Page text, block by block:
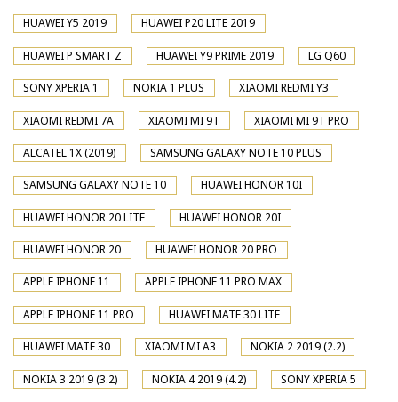
HUAWEI Y5 2019 HUAWEI P20 LITE 2019
HUAWEI P SMART Z HUAWEI Y9 PRIME 2019 LG Q60
SONY XPERIA 1 NOKIA 1 PLUS XIAOMI REDMI Y3
XIAOMI REDMI 7A XIAOMI MI 9T XIAOMI MI 9T PRO
ALCATEL 1X (2019) SAMSUNG GALAXY NOTE 10 PLUS
SAMSUNG GALAXY NOTE 10 HUAWEI HONOR 10I
HUAWEI HONOR 20 LITE HUAWEI HONOR 20I
HUAWEI HONOR 20 HUAWEI HONOR 20 PRO
APPLE IPHONE 11 APPLE IPHONE 11 PRO MAX
APPLE IPHONE 11 PRO HUAWEI MATE 30 LITE
HUAWEI MATE 30 XIAOMI MI A3 NOKIA 2 2019 (2.2)
NOKIA 3 2019 (3.2) NOKIA 4 2019 (4.2) SONY XPERIA 5